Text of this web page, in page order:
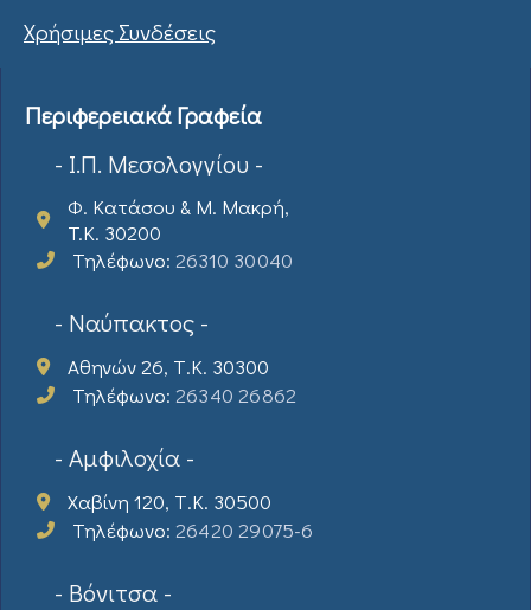
Χρήσιμες Συνδέσεις
Περιφερειακά Γραφεία
- Ι.Π. Μεσολογγίου -
Φ. Κατάσου & Μ. Μακρή,
T.K. 30200
Τηλέφωνο: 26310 30040
- Ναύπακτος -
Αθηνών 26, Τ.Κ. 30300
Τηλέφωνο: 26340 26862
- Αμφιλοχία -
Χαβίνη 120, Τ.Κ. 30500
Τηλέφωνο: 26420 29075-6
- Βόνιτσα -